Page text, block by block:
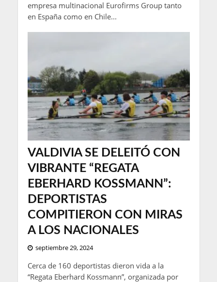
empresa multinacional Eurofirms Group tanto
en España como en Chile...
VALDIVIA SE DELEITÓ CON
VIBRANTE “REGATA
EBERHARD KOSSMANN”:
DEPORTISTAS
COMPITIERON CON MIRAS
A LOS NACIONALES
septiembre 29, 2024
Cerca de 160 deportistas dieron vida a la
“Regata Eberhard Kossmann”, organizada por